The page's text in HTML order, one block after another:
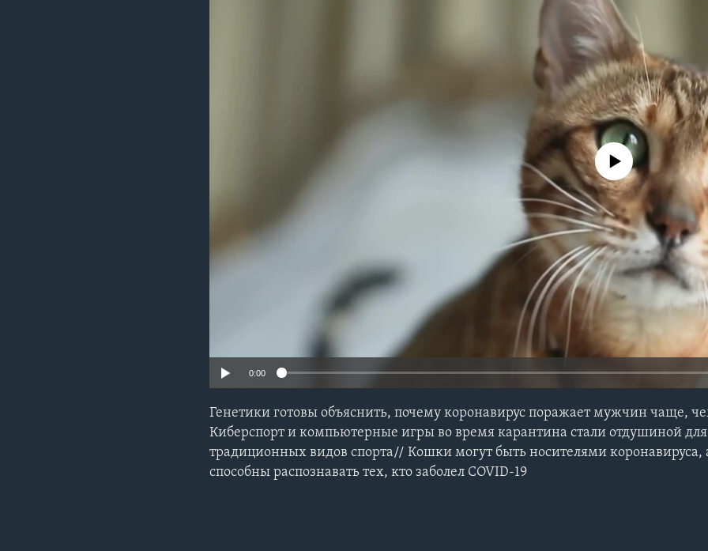
No media source currently
0:00
Генетики готовы объяснить, почему коронавирус поражает мужчин чаще,
Киберспорт и компьютерные игры во время карантина стали отдушиной
традиционных видов спорта// Кошки могут быть носителями коронавируса,
способны распознавать тех, кто заболел COVID-19